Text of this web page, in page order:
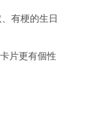
有梗的生日
片更有個性